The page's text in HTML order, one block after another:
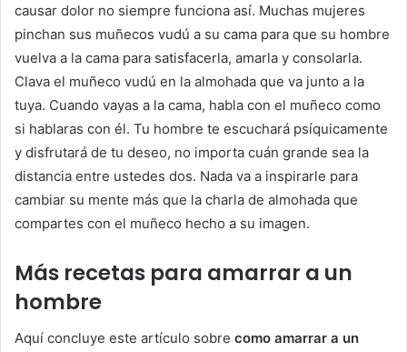
causar dolor no siempre funciona así. Muchas mujeres
pinchan sus muñecos vudú a su cama para que su hombre
vuelva a la cama para satisfacerla, amarla y consolarla.
Clava el muñeco vudú en la almohada que va junto a la
tuya. Cuando vayas a la cama, habla con el muñeco como
si hablaras con él. Tu hombre te escuchará psíquicamente
y disfrutará de tu deseo, no importa cuán grande sea la
distancia entre ustedes dos. Nada va a inspirarle para
cambiar su mente más que la charla de almohada que
compartes con el muñeco hecho a su imagen.
Más recetas para amarrar a un
hombre
Aquí concluye este artículo sobre como amarrar a un